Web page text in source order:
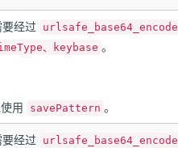
经过 urlsafe_base64_encode
、keybase 。
用 savePattern 。
经过
urlsafe_base64_encode